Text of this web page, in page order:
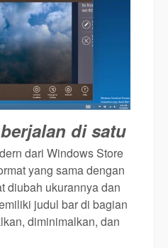
di satu
dari Windows Store
yang sama dengan
diubah ukurannya dan
judul bar di bagian
diminimalkan, dan